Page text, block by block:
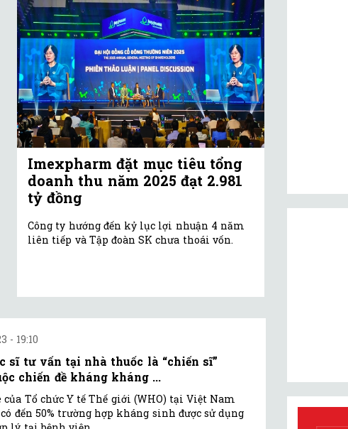
Imexpharm đặt mục tiêu tổng
doanh thu năm 2025 đạt 2.981
tỷ đồng
Công ty hướng đến kỷ lục lợi nhuận 4 năm
liên tiếp và Tập đoàn SK chưa thoái vốn.
- 19:10
sĩ tư vấn tại nhà thuốc là “chiến sĩ”
chiến đề kháng kháng ...
của Tổ chức Y tế Thế giới (WHO) tại Việt Nam
đến 50% trường hợp kháng sinh được sử dụng